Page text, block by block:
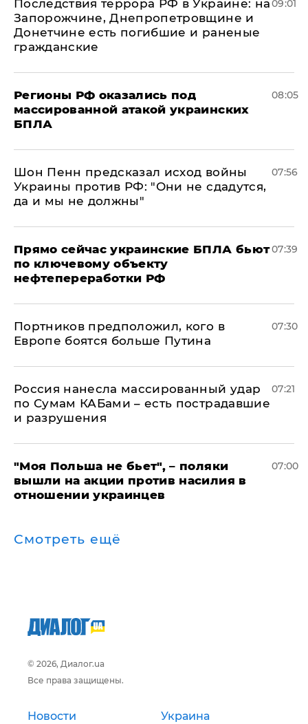
Последствия террора РФ в Украине: на
Запорожчине, Днепропетровщине и
Донетчине есть погибшие и раненые
гражданские
09:01
Регионы РФ оказались под
массированной атакой украинских
БПЛА
08:05
Шон Пенн предсказал исход войны
Украины против РФ: "Они не сдадутся,
да и мы не должны"
07:56
Прямо сейчас украинские БПЛА бьют
по ключевому объекту
нефтепереработки РФ
07:39
Портников предположил, кого в
Европе боятся больше Путина
07:30
Россия нанесла массированный удар
по Сумам КАБами – есть пострадавшие
и разрушения
07:21
"Моя Польша не бьет", – поляки
вышли на акции против насилия в
отношении украинцев
07:00
Смотреть ещё
© 2026, Диалог.ua
Все права защищены.
Новости Украина